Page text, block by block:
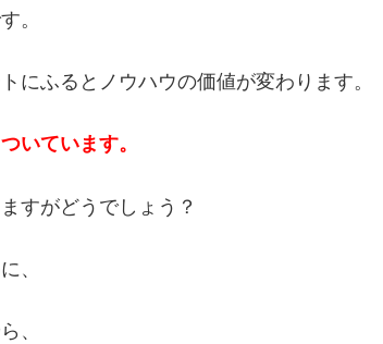
。
にふるとノウハウの価値が変わります。
いています。
すがどうでしょう？
、
、